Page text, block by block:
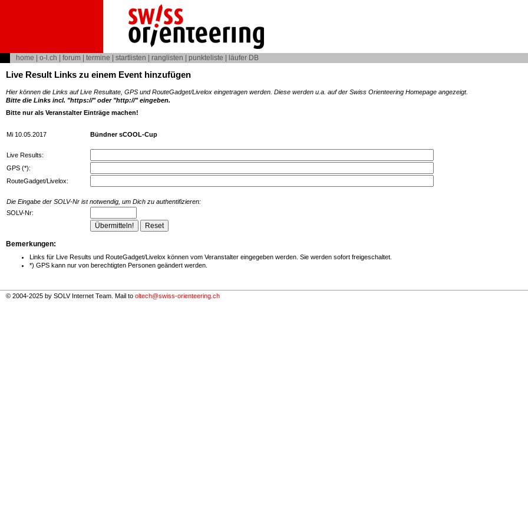
home o-l.ch forum termine startlisten ranglisten punkteliste läufer DB
Live Result Links zu einem Event hinzufügen
Hier können die Links auf Live Resultate, GPS und RouteGadget/Livelox eingetragen werden. Diese werden u.a. auf der Swiss Orienteering Homepage angezeigt.
Bitte die Links incl. "https://" oder "http://" eingeben.
Bitte nur als Veranstalter Einträge machen!
Mi 10.05.2017 Bündner sCOOL-Cup
Live Results:
GPS (*):
RouteGadget/Livelox:
Die Eingabe der SOLV-Nr ist notwendig, um Dich zu authentifizieren:
SOLV-Nr:
Bemerkungen:
Links für Live Results und RouteGadget/Livelox können vom Veranstalter eingegeben werden. Sie werden sofort freigeschaltet.
*) GPS kann nur von berechtigten Personen geändert werden.
© 2004-2025 by SOLV Internet Team. Mail to oltech@swiss-orienteering.ch